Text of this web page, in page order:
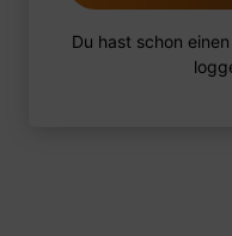
Du hast schon